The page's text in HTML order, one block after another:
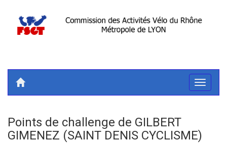
Toggle
Points de challenge de GILBERT
GIMENEZ (SAINT DENIS CYCLISME)